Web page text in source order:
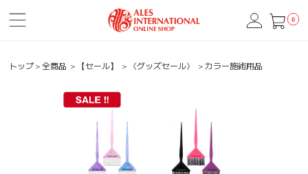
0
トップ ＞全商品 ＞ 【セール】 ＞ 《グッズセール》 ＞カラー施術用品